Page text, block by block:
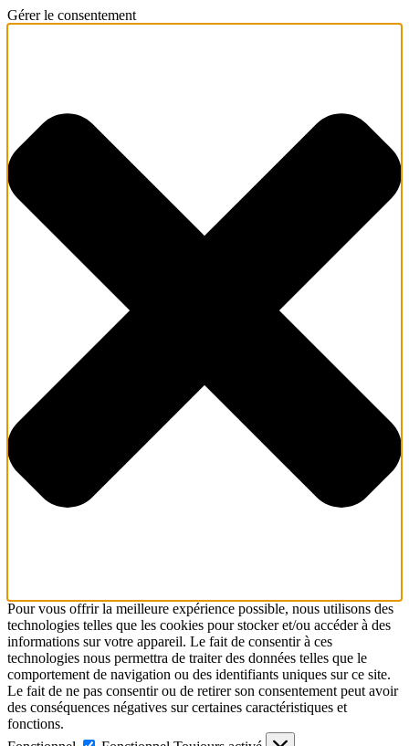
Gérer le consentement
Pour vous offrir la meilleure expérience possible, nous utilisons des
technologies telles que les cookies pour stocker et/ou accéder à des
informations sur votre appareil. Le fait de consentir à ces
technologies nous permettra de traiter des données telles que le
comportement de navigation ou des identifiants uniques sur ce site.
Le fait de ne pas consentir ou de retirer son consentement peut avoir
des conséquences négatives sur certaines caractéristiques et
fonctions.